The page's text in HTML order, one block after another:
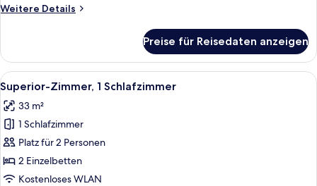
anzeigen
Weitere Details
Weitere
Zimmer,
1 King-
Bett,
Nichtraucher
Preise für Reisedaten anzeigen
Alle
Fotos
für
Superior-
Zimmer,
1
Schlafzimmer
Ein Hotelzimmer mit zwei Betten,
4
Superior-Zimmer, 1 Schlafzimmer
33 m²
1 Schlafzimmer
Platz für 2 Personen
2 Einzelbetten
Kostenloses WLAN